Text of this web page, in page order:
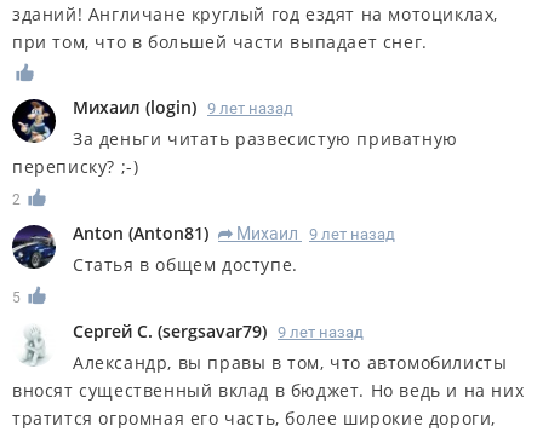
зданий! Англичане круглый год ездят на мотоциклах,
при том, что в большей части выпадает снег.
Михаил (login) 9 лет назад
За деньги читать развесистую приватную
переписку? ;-)
2
Anton (Anton81) R Михаил 9 лет назад
Статья в общем доступе.
5
Сергей С. (sergsavar79) 9 лет назад
Александр, вы правы в том, что автомобилисты
вносят существенный вклад в бюджет. Но ведь и на них
тратится огромная его часть, более широкие дороги,